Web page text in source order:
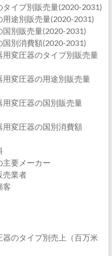
タイプ別販売量(2020-2031)
用途別販売量(2020-2031)
国別販売量(2020-2031)
国別消費額(2020-2031)
用変圧器のタイプ別販売量
用変圧器の用途別販売量
用変圧器の国別販売量
用変圧器の国別消費額
主要メーカー
売業者
客
器のタイプ別売上（百万米